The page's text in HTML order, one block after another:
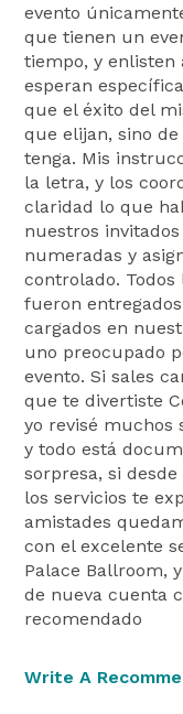
evento
que tienen un
tiempo, y
esperan
que el éxito del
que elijan, sino
tenga. Mis
la letra, y los
claridad lo que
nuestros
numeradas y
controlado. Todos
fueron
cargados en
uno preocupado
evento. Si sales
que te divertiste
yo revisé muchos
y todo está
sorpresa, si
los servicios te
amistades
con el excelente
Palace Ballroom,
de nueva cuenta
recomendado
Write A